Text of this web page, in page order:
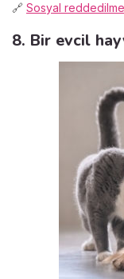
🔗 Sosyal reddedilme
8. Bir evcil